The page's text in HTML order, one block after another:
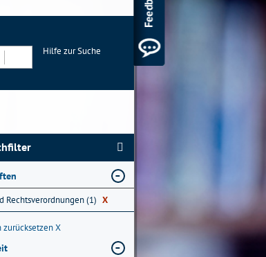
Hilfe zur Suche
Rechtsverordnungen (1) X
zurücksetzenX